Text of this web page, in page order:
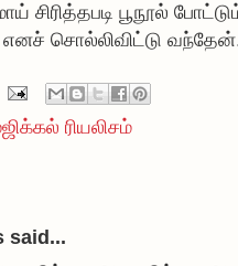
சிரித்தபடி பூநூல்
எனச் சொல்லிவிட்டு
ரியலிசம்
said...